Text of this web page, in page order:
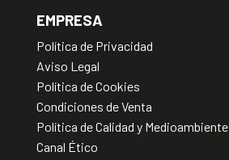
EMPRESA
Política de Privacidad
Aviso Legal
Política de Cookies
Condiciones de Venta
Política de Calidad y Medioambiente
Canal Ético